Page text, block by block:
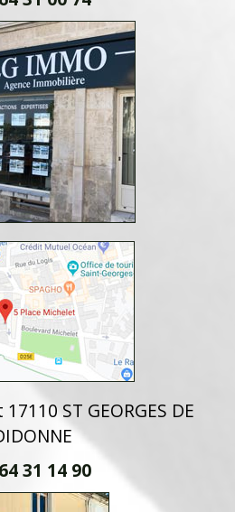
ST GEORGES DE
31 14 90